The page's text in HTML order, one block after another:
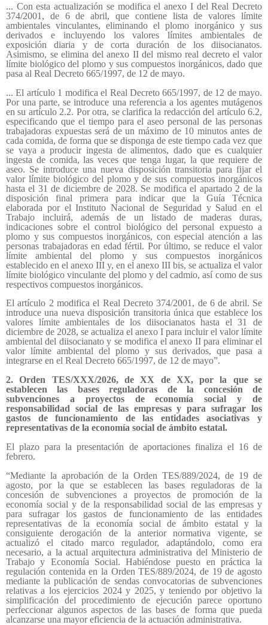
... Con esta actualización se modifica el anexo I del Real Decreto
374/2001, de 6 de abril, que contiene lista de valores límite
ambientales vinculantes, eliminando el plomo inorgánico y sus
derivados e incluyendo los valores límites ambientales de
exposición diaria y de corta duración de los diisocianatos.
Asimismo, se elimina del anexo II del mismo real decreto el valor
límite biológico del plomo y sus compuestos inorgánicos, dado que
pasa al Real Decreto 665/1997, de 12 de mayo.
... El artículo 1 modifica el Real Decreto 665/1997, de 12 de mayo.
Por una parte, se introduce una referencia a los agentes mutágenos
en su artículo 2.2. Por otra, se clarifica la redacción del artículo 6.2,
especificando que el tiempo para el aseo personal de las personas
trabajadoras expuestas será de un máximo de 10 minutos antes de
cada comida, de forma que se disponga de este tiempo cada vez que
se vaya a producir ingesta de alimentos, dado que es cualquier
ingesta de comida, las veces que tenga lugar, la que requiere de
aseo. Se introduce una nueva disposición transitoria para fijar el
valor límite biológico del plomo y de sus compuestos inorgánicos
hasta el 31 de diciembre de 2028. Se modifica el apartado 2 de la
disposición final primera para indicar que la Guía Técnica
elaborada por el Instituto Nacional de Seguridad y Salud en el
Trabajo incluirá, además de un listado de maderas duras,
indicaciones sobre el control biológico del personal expuesto a
plomo y sus compuestos inorgánicos, con especial atención a las
personas trabajadoras en edad fértil. Por último, se reduce el valor
límite ambiental del plomo y sus compuestos inorgánicos
establecido en el anexo III y, en el anexo III bis, se actualiza el valor
límite biológico vinculante del plomo y del cadmio, así como de sus
respectivos compuestos inorgánicos.
El artículo 2 modifica el Real Decreto 374/2001, de 6 de abril. Se
introduce una nueva disposición transitoria única que establece los
valores límite ambientales de los diisocianatos hasta el 31 de
diciembre de 2028, se actualiza el anexo I para incluir el valor límite
ambiental del diisocianato y se modifica el anexo II para eliminar el
valor límite ambiental del plomo y sus derivados, que pasa a
integrarse en el Real Decreto 665/1997, de 12 de mayo”.
2. Orden TES/XXX/2026, de XX de XX, por la que se
establecen las bases reguladoras de la concesión de
subvenciones a proyectos de economía social y de
responsabilidad social de las empresas y para sufragar los
gastos de funcionamiento de las entidades asociativas y
representativas de la economía social de ámbito estatal.
El plazo para la presentación de aportaciones finaliza el 16 de
febrero.
“Mediante la aprobación de la Orden TES/889/2024, de 19 de
agosto, por la que se establecen las bases reguladoras de la
concesión de subvenciones a proyectos de promoción de la
economía social y de la responsabilidad social de las empresas y
para sufragar los gastos de funcionamiento de las entidades
representativas de la economía social de ámbito estatal y la
consiguiente derogación de la anterior normativa vigente, se
actualizó el citado marco regulador, adaptándolo, como era
necesario, a la actual arquitectura administrativa del Ministerio de
Trabajo y Economía Social. Habiéndose puesto en práctica la
regulación contenida en la Orden TES/889/2024, de 19 de agosto
mediante la publicación de sendas convocatorias de subvenciones
relativas a los ejercicios 2024 y 2025, y teniendo por objetivo la
simplificación del procedimiento de ejecución parece oportuno
perfeccionar algunos aspectos de las bases de forma que pueda
alcanzarse una mayor eficiencia de la actuación administrativa.